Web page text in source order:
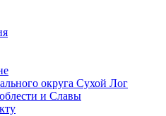
округа Сухой Лог
и Славы